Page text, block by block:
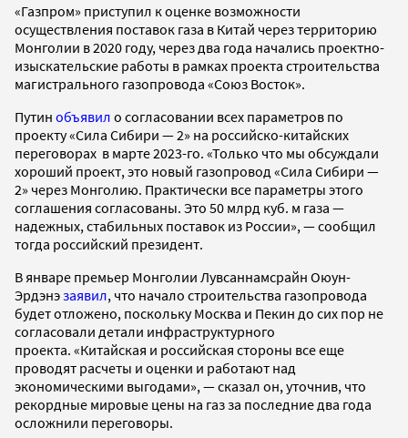
«Газпром» приступил к оценке возможности
осуществления поставок газа в Китай через территорию
Монголии в 2020 году, через два года начались проектно-
изыскательские работы в рамках проекта строительства
магистрального газопровода «Союз Восток».
Путин объявил о согласовании всех параметров по
проекту «Сила Сибири — 2» на российско-китайских
переговорах в марте 2023-го. «Только что мы обсуждали
хороший проект, это новый газопровод «Сила Сибири —
2» через Монголию. Практически все параметры этого
соглашения согласованы. Это 50 млрд куб. м газа —
надежных, стабильных поставок из России», — сообщил
тогда российский президент.
В январе премьер Монголии Лувсаннамсрайн Оюун-
Эрдэнэзаявил, что начало строительства газопровода
будет отложено, поскольку Москва и Пекин до сих пор не
согласовали детали инфраструктурного
проекта. «Китайская и российская стороны все еще
проводят расчеты и оценки и работают над
экономическими выгодами», — сказал он, уточнив, что
рекордные мировые цены на газ за последние два года
осложнили переговоры.